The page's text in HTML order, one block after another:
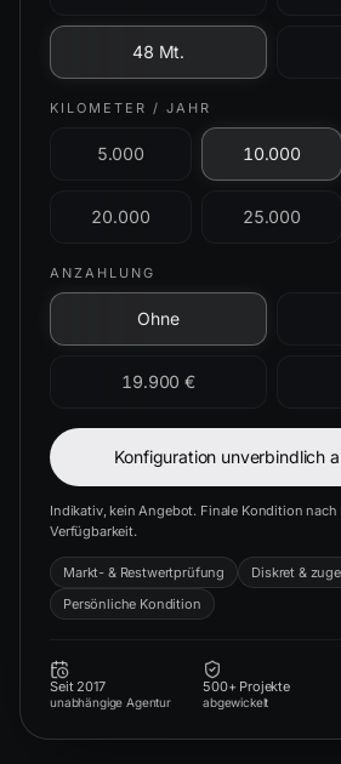
48 Mt.
KILOMETER / JAHR
5.000 10.000
20.000 25.000
ANZAHLUNG
Ohne
19.900 €
Konfiguration unverbindlich
Indikativ, kein Angebot. Finale Kondition
Verfügbarkeit.
Markt- & Restwertprüfung
Diskret &
Persönliche Kondition
Seit 2017
unabhängige Agentur
500+ Projekte
abgewickelt